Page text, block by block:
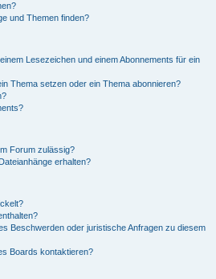
und Themen finden?
Lesezeichen und einem Abonnements für ein
Thema setzen oder ein Thema abonnieren?
Forum zulässig?
erhalten?
Beschwerden oder juristische Anfragen zu diesem
Boards kontaktieren?